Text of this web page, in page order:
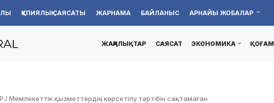
ҚҰПИЯЛЫҚ САЯСАТЫ ЖАРНАМА БАЙЛАНЫС АРНАЙЫ ЖОБАЛАР
ЖАҢАЛЫҚТАР САЯСАТ ЭКОНОМИКА ҚОҒАМ
/Мемлекеттік қызметтердің көрсетілу тәртібін сақтамаған